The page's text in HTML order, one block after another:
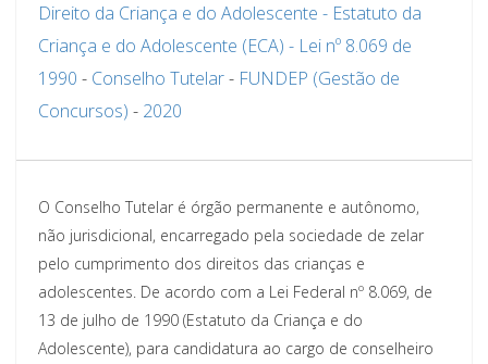
Direito da Criança e do Adolescente - Estatuto da
Criança e do Adolescente (ECA) - Lei nº 8.069 de
1990 - Conselho Tutelar- FUNDEP (Gestão de
Concursos) - 2020
O Conselho Tutelar é órgão permanente e autônomo,
não jurisdicional, encarregado pela sociedade de zelar
pelo cumprimento dos direitos das crianças e
adolescentes. De acordo com a Lei Federal nº 8.069, de
13 de julho de 1990 (Estatuto da Criança e do
Adolescente), para candidatura ao cargo de conselheiro